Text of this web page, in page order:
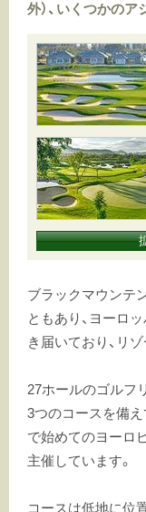
外）、いくつかの
ブラックマウンテ
ともあり、ヨーロ
き届いており、リ
27ホールのゴルフ
3つのコースを備え
で始めてのヨーロ
主催しています。
コースは低地に位